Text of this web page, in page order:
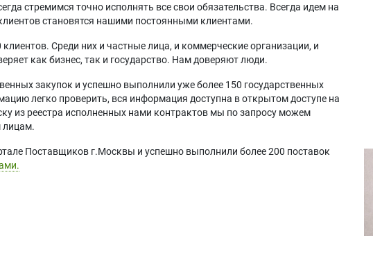
стремимся точно исполнять все свои обязательства. Всегда идем на
становятся нашими постоянными клиентами.
Среди них и частные лица, и коммерческие организации, и
как бизнес, так и государство. Нам доверяют люди.
закупок и успешно выполнили уже более 150 государственных
легко проверить, вся информация доступна в открытом доступе на
из реестра исполненных нами контрактов мы по запросу можем
лицам.
Поставщиков г.Москвы и успешно выполнили более 200 поставок